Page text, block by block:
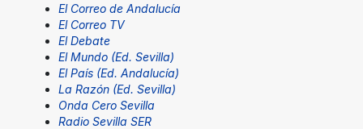
El Correo de Andalucía
El Correo TV
El Debate
El Mundo (Ed. Sevilla)
El País (Ed. Andalucía)
La Razón (Ed. Sevilla)
Onda Cero Sevilla
Radio Sevilla SER